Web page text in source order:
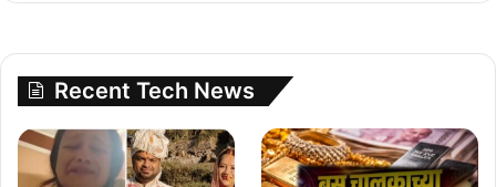
Recent Tech News